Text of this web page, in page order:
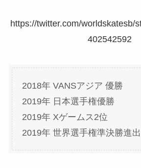
https://twitter.com/worldskatesb/
402542592
2018年 VANSアジア 優勝
2019年 日本選手権優勝
2019年 Xゲームス2位
2019年 世界選手権準決勝進出